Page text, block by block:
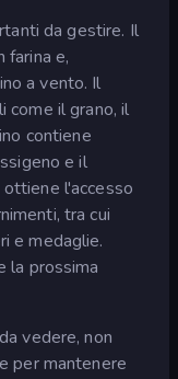
da gestire. Il
farina e,
a vento. Il
come il grano, il
contiene
e il
ottiene l'accesso
tra cui
e medaglie.
la prossima
vedere, non
per mantenere